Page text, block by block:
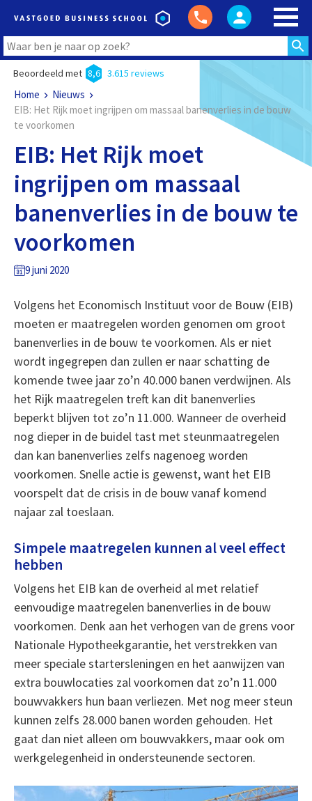
Beoordeeld met 8,6 3.615 reviews
Home
Nieuws
EIB: Het Rijk moet ingrijpen om massaal banenverlies in de bouw
te voorkomen
EIB: Het Rijk moet
ingrijpen om massaal
banenverlies in de bouw te
voorkomen
9 juni 2020
Volgens het Economisch Instituut voor de Bouw (EIB)
moeten er maatregelen worden genomen om groot
banenverlies in de bouw te voorkomen. Als er niet
wordt ingegrepen dan zullen er naar schatting de
komende twee jaar zo’n 40.000 banen verdwijnen. Als
het Rijk maatregelen treft kan dit banenverlies
beperkt blijven tot zo’n 11.000. Wanneer de overheid
nog dieper in de buidel tast met steunmaatregelen
dan kan banenverlies zelfs nagenoeg worden
voorkomen. Snelle actie is gewenst, want het EIB
voorspelt dat de crisis in de bouw vanaf komend
najaar zal toeslaan.
Simpele maatregelen kunnen al veel effect
hebben
Volgens het EIB kan de overheid al met relatief
eenvoudige maatregelen banenverlies in de bouw
voorkomen. Denk aan het verhogen van de grens voor
Nationale Hypotheekgarantie, het verstrekken van
meer speciale startersleningen en het aanwijzen van
extra bouwlocaties zal voorkomen dat zo’n 11.000
bouwvakkers hun baan verliezen. Met nog meer steun
kunnen zelfs 28.000 banen worden gehouden. Het
gaat dan niet alleen om bouwvakkers, maar ook om
werkgelegenheid in ondersteunende sectoren.